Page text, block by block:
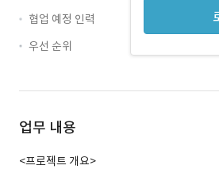
협업 예정 인력
우선 순위
업무 내용
<프로젝트 개요>